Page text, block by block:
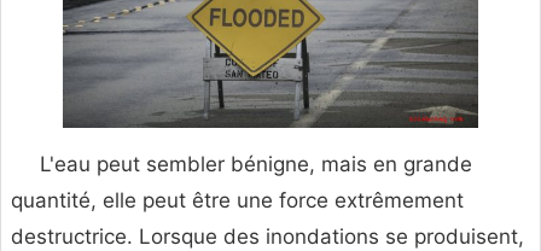
L'eau peut sembler bénigne, mais en grande
quantité, elle peut être une force extrêmement
destructrice. Lorsque des inondations se produisent,